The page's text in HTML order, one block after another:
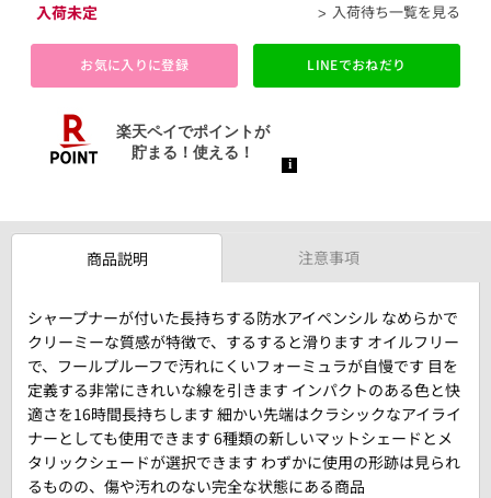
入荷未定
入荷待ち一覧を見る
お気に入りに登録 LINEでおねだり
商品説明 注意事項
シャープナーが付いた長持ちする防水アイペンシル なめらかで
クリーミーな質感が特徴で、するすると滑ります オイルフリー
で、フールプルーフで汚れにくいフォーミュラが自慢です 目を
定義する非常にきれいな線を引きます インパクトのある色と快
適さを16時間長持ちします 細かい先端はクラシックなアイライ
ナーとしても使用できます 6種類の新しいマットシェードとメ
タリックシェードが選択できます わずかに使用の形跡は見られ
るものの、傷や汚れのない完全な状態にある商品